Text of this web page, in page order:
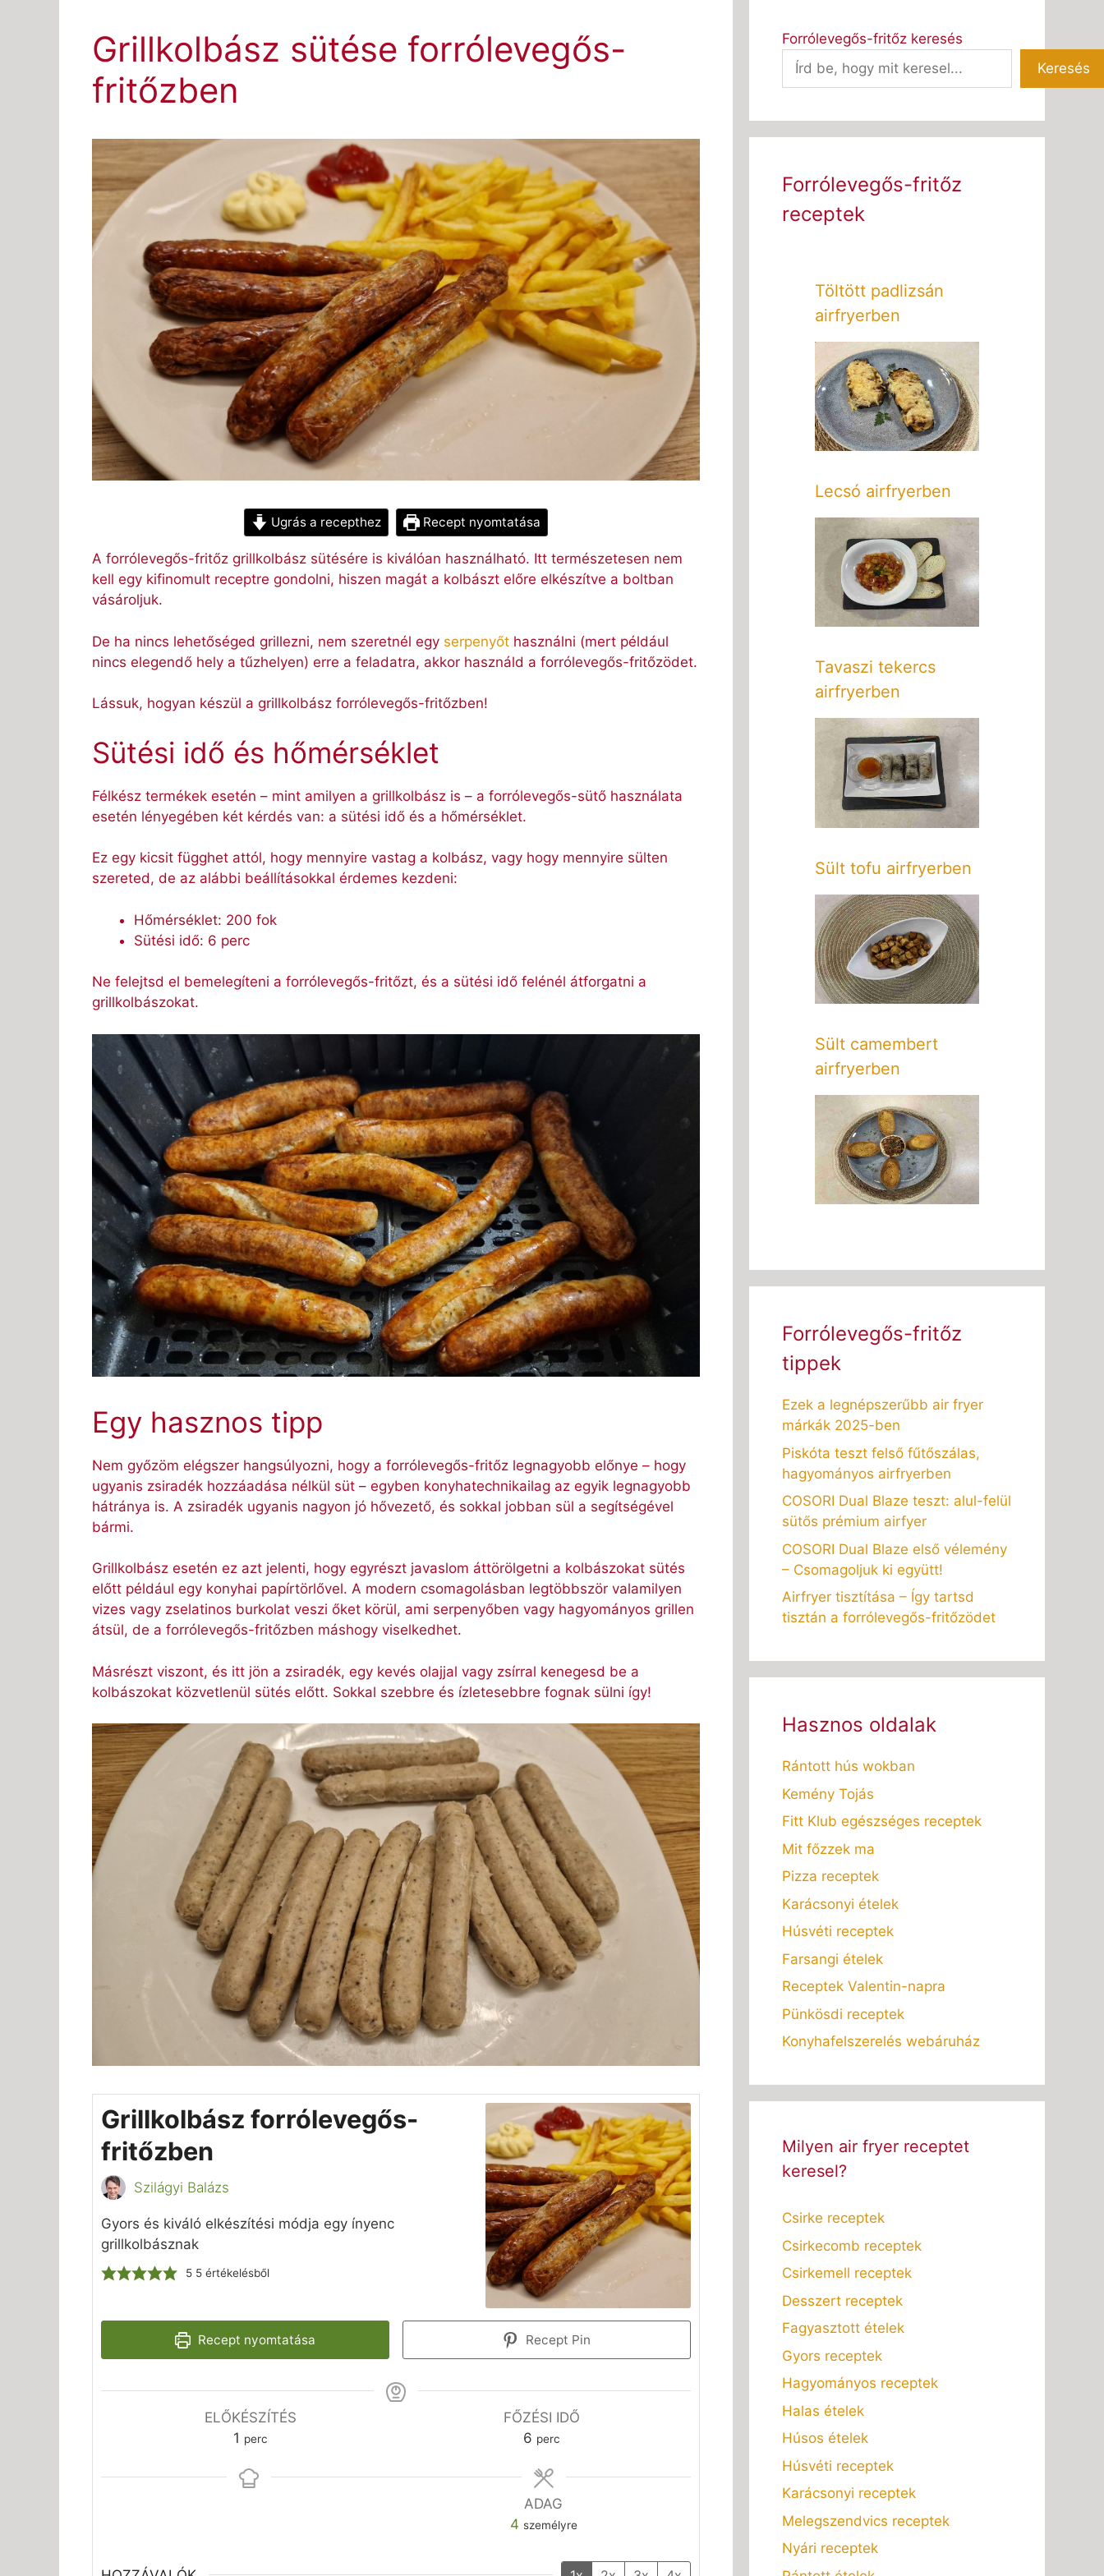
Grillkolbász sütése forrólevegős-
fritőzben
Ugrás a recepthez Recept nyomtatása
A forrólevegős-fritőz grillkolbász sütésére is kiválóan használható. Itt természetesen nem
kell egy kifinomult receptre gondolni, hiszen magát a kolbászt előre elkészítve a boltban
vásároljuk.
De ha nincs lehetőséged grillezni, nem szeretnél egy serpenyőt használni (mert például
nincs elegendő hely a tűzhelyen) erre a feladatra, akkor használd a forrólevegős-fritőzödet.
Lássuk, hogyan készül a grillkolbász forrólevegős-fritőzben!
Sütési idő és hőmérséklet
Félkész termékek esetén – mint amilyen a grillkolbász is – a forrólevegős-sütő használata
esetén lényegében két kérdés van: a sütési idő és a hőmérséklet.
Ez egy kicsit függhet attól, hogy mennyire vastag a kolbász, vagy hogy mennyire sülten
szereted, de az alábbi beállításokkal érdemes kezdeni:
Hőmérséklet: 200 fok
Sütési idő: 6 perc
Ne felejtsd el bemelegíteni a forrólevegős-fritőzt, és a sütési idő felénél átforgatni a
grillkolbászokat.
Egy hasznos tipp
Nem győzöm elégszer hangsúlyozni, hogy a forrólevegős-fritőz legnagyobb előnye – hogy
ugyanis zsiradék hozzáadása nélkül süt – egyben konyhatechnikailag az egyik legnagyobb
hátránya is. A zsiradék ugyanis nagyon jó hővezető, és sokkal jobban sül a segítségével
bármi.
Grillkolbász esetén ez azt jelenti, hogy egyrészt javaslom áttörölgetni a kolbászokat sütés
előtt például egy konyhai papírtörlővel. A modern csomagolásban legtöbbször valamilyen
vizes vagy zselatinos burkolat veszi őket körül, ami serpenyőben vagy hagyományos grillen
átsül, de a forrólevegős-fritőzben máshogy viselkedhet.
Másrészt viszont, és itt jön a zsiradék, egy kevés olajjal vagy zsírral kenegesd be a
kolbászokat közvetlenül sütés előtt. Sokkal szebbre és ízletesebbre fognak sülni így!
Grillkolbász forrólevegős-
fritőzben
Szilágyi Balázs
Gyors és kiváló elkészítési módja egy ínyenc
grillkolbásznak
5 5 értékelésből
Recept nyomtatása Recept Pin
ELŐKÉSZÍTÉS
1 perc
perc
FŐZÉSI IDŐ
6perc
perc
ADAG
4 személyre
Forrólevegős-fritőz keresés
Keresés
Forrólevegős-fritőz
receptek
Töltött padlizsán
airfryerben
Lecsó airfryerben
Tavaszi tekercs
airfryerben
Sült tofu airfryerben
Sült camembert
airfryerben
Forrólevegős-fritőz
tippek
Ezek a legnépszerűbb air fryer
márkák 2025-ben
Piskóta teszt felső fűtőszálas,
hagyományos airfryerben
COSORI Dual Blaze teszt: alul-felül
sütős prémium airfyer
COSORI Dual Blaze első vélemény
– Csomagoljuk ki együtt!
Airfryer tisztítása – Így tartsd
tisztán a forrólevegős-fritőzödet
Hasznos oldalak
Rántott hús wokban
Kemény Tojás
Fitt Klub egészséges receptek
Mit főzzek ma
Pizza receptek
Karácsonyi ételek
Húsvéti receptek
Farsangi ételek
Receptek Valentin-napra
Pünkösdi receptek
Konyhafelszerelés webáruház
Milyen air fryer receptet
keresel?
Csirke receptek
Csirkecomb receptek
Csirkemell receptek
Desszert receptek
Fagyasztott ételek
Gyors receptek
Hagyományos receptek
Halas ételek
Húsos ételek
Húsvéti receptek
Karácsonyi receptek
Melegszendvics receptek
Nyári receptek